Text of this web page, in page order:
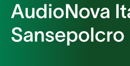
AudioNova
Sansepolcro